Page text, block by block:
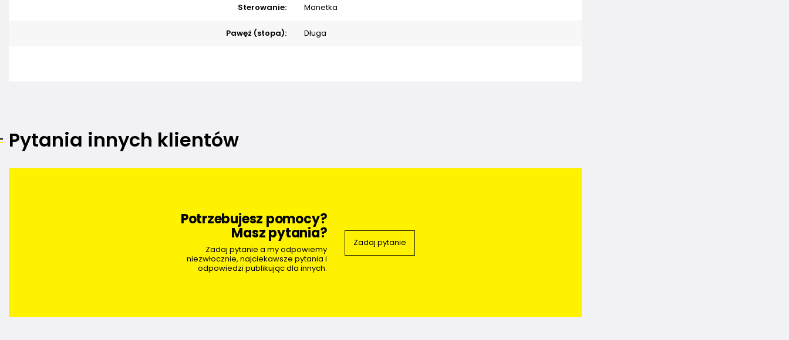
Sterowanie: Manetka
Pawęż (stopa): Długa
Pytania innych klientów
Potrzebujesz pomocy?
Masz pytania?
Zadaj pytanie a my odpowiemy
niezwłocznie, najciekawsze pytania i
odpowiedzi publikując dla innych.
Zadaj pytanie